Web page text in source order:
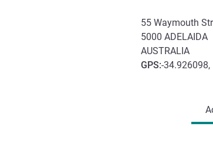
55 Waymouth
5000 ADELAIDA
AUSTRALIA
GPS:-